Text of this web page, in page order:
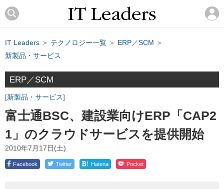
IT Leaders ＞ テクノロジー一覧 ＞ ERP／SCM ＞
新製品・サービス
ERP／SCM
新製品・サービス
富士通BSC、建設業向けERP「CAP2
1」のクラウドサービスを提供開始
2010年7月17日(土)
Facebook Twitter ! Hatena Pocket